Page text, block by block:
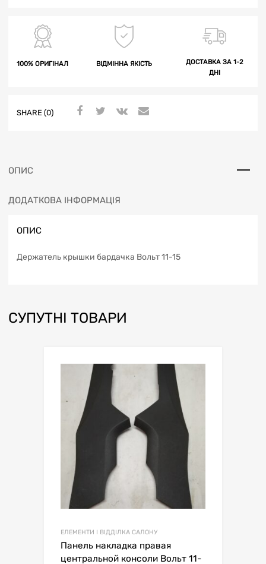
100% ОРИГІНАЛ ВІДМІННА ЯКІСТЬ
ДОСТАВКА ЗА 1-2
ДНІ
SHARE (0)
ОПИС
ДОДАТКОВА ІНФОРМАЦІЯ
ОПИС
Держатель крышки бардачка Вольт 11-15
СУПУТНІ ТОВАРИ
ЕЛЕМЕНТИ І ВІДДІЛКА САЛОНУ
Панель накладка правая
центральной консоли Вольт 11-